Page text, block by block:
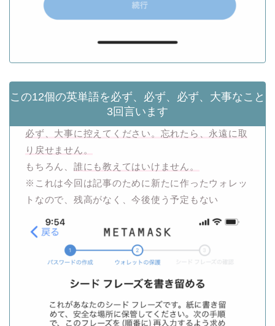
この12個の英単語を必ず、必ず、必ず、大事なこと
3回言います
必ず、大事に控えてください。忘れたら、永遠に取
り戻せません。
もちろん、 誰にも教えてはいけません。
※これは今回は記事のために新たに作ったウォレッ
トなので、残高がなく、今後使う予定もない